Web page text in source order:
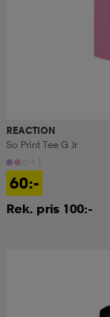
REACTION
So Print Tee G Jr
60:-
Rek. pris 100:-